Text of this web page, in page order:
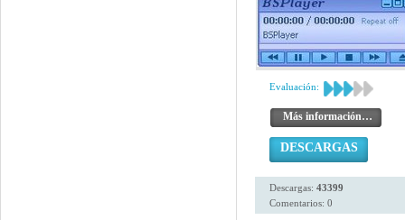
Evaluación:
Más información…
DESCARGAS
Descargas: 43399
Comentarios: 0